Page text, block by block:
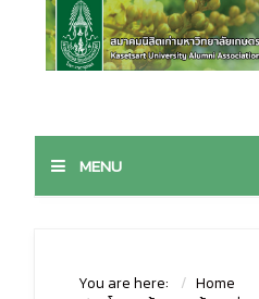
MENU
You are here:
Home